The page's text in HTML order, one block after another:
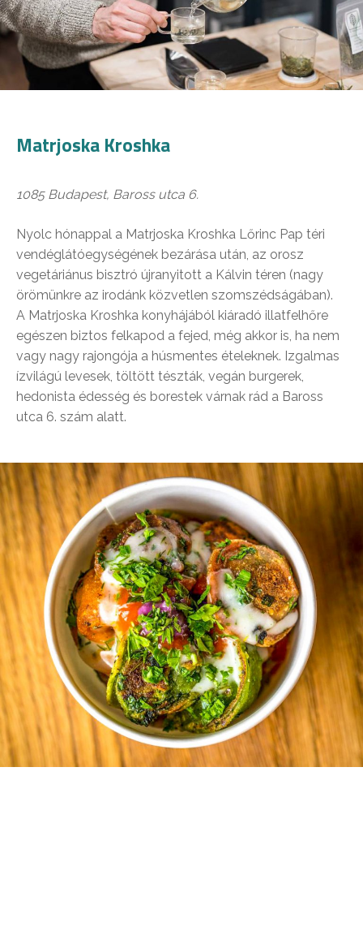
Matrjoska Kroshka
1085 Budapest, Baross utca 6.
Nyolc hónappal a Matrjoska Kroshka Lőrinc Pap téri
vendéglátóegységének bezárása után, az orosz
vegetáriánus bisztró újranyitott a Kálvin téren (nagy
örömünkre az irodánk közvetlen szomszédságában).
A Matrjoska Kroshka konyhájából kiáradó illatfelhőre
egészen biztos felkapod a fejed, még akkor is, ha nem
vagy nagy rajongója a húsmentes ételeknek. Izgalmas
ízvilágú levesek, töltött tészták, vegán burgerek,
hedonista édesség és borestek várnak rád a Baross
utca 6. szám alatt.